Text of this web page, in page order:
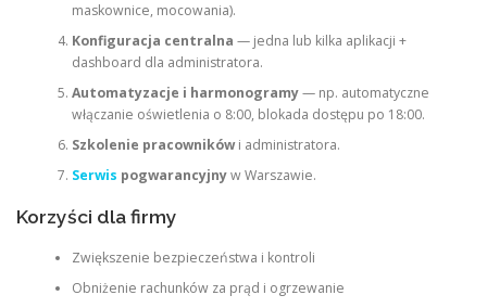
maskownice, mocowania).
Konfiguracja centralna — jedna lub kilka aplikacji +
dashboard dla administratora.
Automatyzacje i harmonogramy— np. automatyczne
włączanie oświetlenia o 8:00, blokada dostępu po 18:00.
Szkolenie pracownikówi administratora.
Serwis pogwarancyjnyw Warszawie.
Korzyści dla firmy
Zwiększenie bezpieczeństwa i kontroli
Obniżenie rachunków za prąd i ogrzewanie